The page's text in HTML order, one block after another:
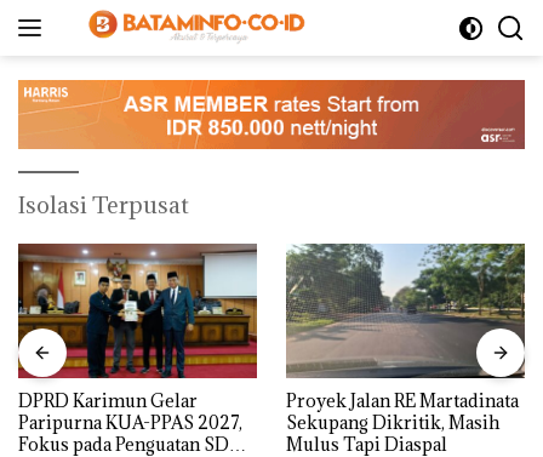
Isolasi Terpusat
DPRD Karimun Gelar
Paripurna KUA-PPAS 2027,
Fokus pada Penguatan SDM,
Proyek Jalan RE Martadinata
Sekupang Dikritik, Masih
Mulus Tapi Diaspal